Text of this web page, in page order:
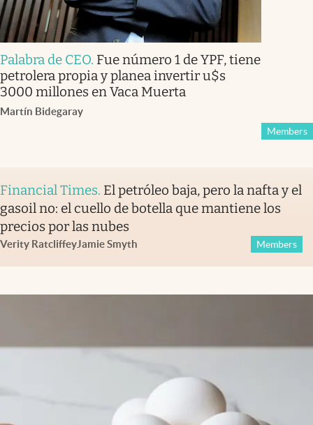
Palabra de CEO. Fue número 1 de YPF, tiene
petrolera propia y planea invertir u$s
3000 millones en Vaca Muerta
Martín Bidegaray
Members
Financial Times. El petróleo baja, pero la nafta y el
gasoil no: el cuello de botella que mantiene los
precios por las nubes
Verity RatcliffeyJamie Smyth Members